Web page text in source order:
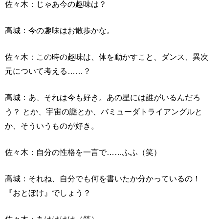
佐々木：じゃあ今の趣味は？
高城：今の趣味はお散歩かな。
佐々木：この時の趣味は、体を動かすこと、ダンス、異次
元について考える……？
高城：あ、それは今も好き。あの星には誰がいるんだろ
う？ とか、宇宙の謎とか、バミューダトライアングルと
か、そういうものが好き。
佐々木：自分の性格を一言で……ふふ（笑）
高城：それね、自分でも何を書いたか分かっているの！
『おとぼけ』でしょう？